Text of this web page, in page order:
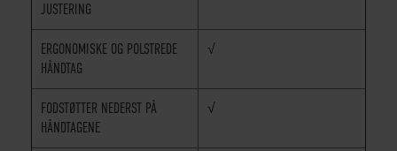
JUSTERING
ERGONOMISKE OG POLSTREDE
HÅNDTAG
√
FODSTØTTER NEDERST PÅ
HÅNDTAGENE
√